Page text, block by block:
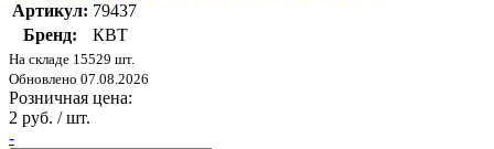
Артикул: 79437
Бренд:
КВТ
На складе 15529 шт.
Обновлено 07.08.2026
Розничная цена:
2 руб. / шт.
-